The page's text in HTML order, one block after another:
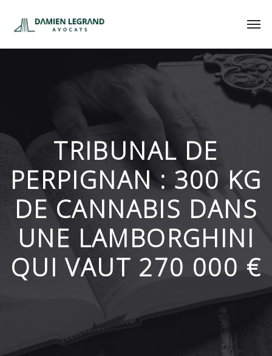
TRIBUNAL DE
PERPIGNAN : 300 KG
DE CANNABIS DANS
UNE LAMBORGHINI
QUI VAUT 270 000 €